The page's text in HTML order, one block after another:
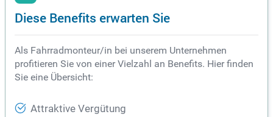
Diese Benefits erwarten Sie
Als Fahrradmonteur/in bei unserem Unternehmen
profitieren Sie von einer Vielzahl an Benefits. Hier finden
Sie eine Übersicht:
Attraktive Vergütung